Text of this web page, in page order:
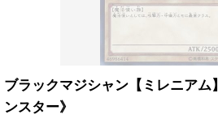
ブラックマジシャン【ミレニア
ンスター》